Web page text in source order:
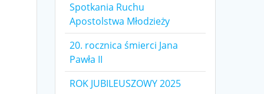
Spotkania Ruchu
Apostolstwa Młodzieży
20. rocznica śmierci Jana
Pawła II
ROK JUBILEUSZOWY 2025